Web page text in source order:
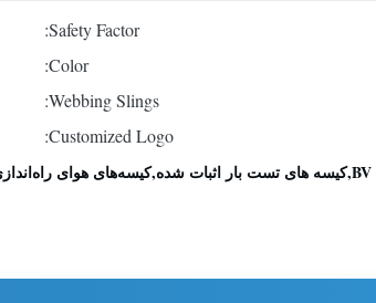
Safety Factor:
Color:
Webbing Slings:
Customized Logo: